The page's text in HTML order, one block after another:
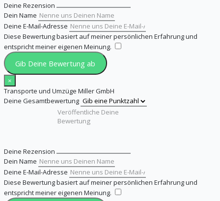
Deine Rezension
Dein Name
Deine E-Mail-Adresse
Diese Bewertung basiert auf meiner persönlichen Erfahrung und
entspricht meiner eigenen Meinung.
Gib Deine Bewertung ab
×
Transporte und Umzüge Miller GmbH
Deine Gesamtbewertung
Deine Rezension
Dein Name
Deine E-Mail-Adresse
Diese Bewertung basiert auf meiner persönlichen Erfahrung und
entspricht meiner eigenen Meinung.